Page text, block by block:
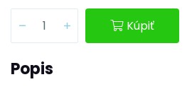
Kúpiť
Popis